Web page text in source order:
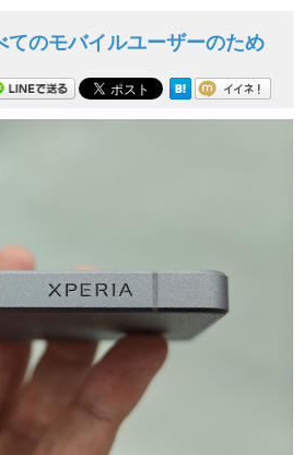
のモバイルユーザーのため